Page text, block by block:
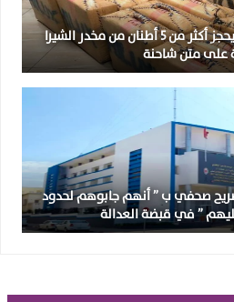
ضربة معلم….درك كتامة يحجز أكثر من 5 أطنان من مخدر الشيرا
على متن شاحنة
صحفي ب ” أنهم جابوهم لحدود
” في قبضة العدالة